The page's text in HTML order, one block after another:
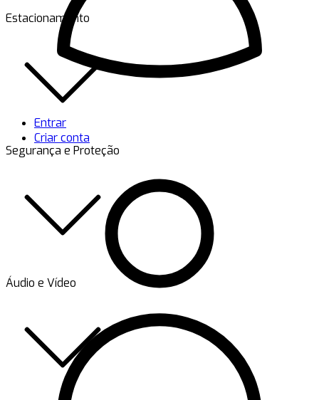
Estacionamento
Segurança e Proteção
Áudio e Vídeo
Entrar
Criar conta